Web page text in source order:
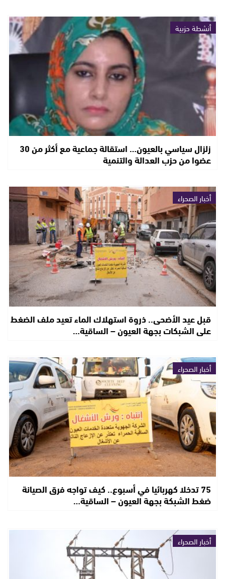
أنشطة حزبية
زلزال سياسي بالعيون… استقالة جماعية مع أكثر من 30
عضوا من حزب العدالة والتنمية
أخبار الصحراء
قبل عيد الأضحى.. ذروة استهلاك الماء تعيد ملف الضغط
على الشبكات بجهة العيون – الساقية…
أخبار الصحراء
75 تدخلا كهربائيا في أسبوع.. كيف تواجه فرق الصيانة
ضغط الشبكة بجهة العيون – الساقية…
أخبار الصحراء